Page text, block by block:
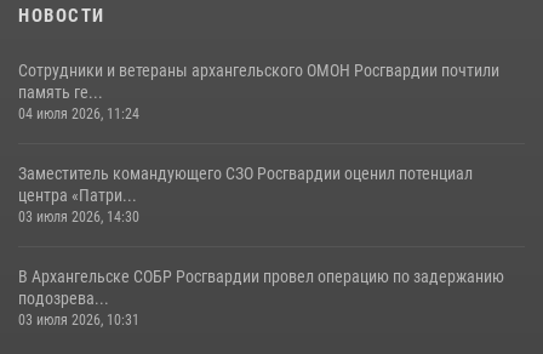
НОВОСТИ
Сотрудники и ветераны архангельского ОМОН Росгвардии почтили
память ге...
04 июля 2026, 11:24
Заместитель командующего СЗО Росгвардии оценил потенциал
центра «Патри...
03 июля 2026, 14:30
В Архангельске СОБР Росгвардии провел операцию по задержанию
подозрева...
03 июля 2026, 10:31